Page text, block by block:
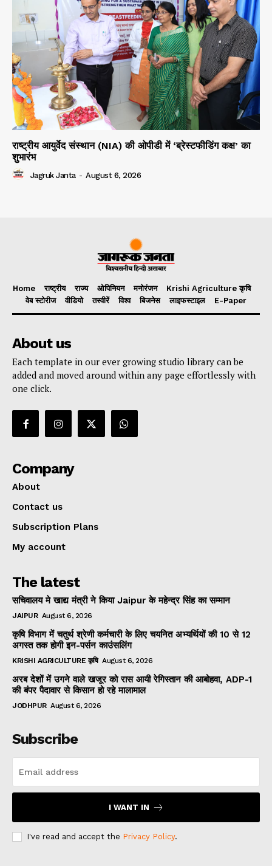
राष्ट्रीय आयुर्वेद संस्थान (NIA) की ओपीडी में ‘ब्रेस्टफीडिंग कक्ष’ का
शुभारंभ
Jagruk Janta - August 6, 2026
Home राष्ट्रीय राज्य ओपिनियन मनोरंजन
Krishi Agriculture कृषि
वेब स्टोरीज
वीडियो तस्वीरें विश्व बिजनेस लाइफस्टाइल E-Paper
About us
Each template in our ever growing studio library can be
added and moved around within any page effortlessly with
one click.
Company
About
Contact us
Subscription Plans
My account
The latest
सचिवालय मे खाद्य मंत्री ने किया Jaipur के महेन्द्र सिंह का सम्मान
JAIPUR August 6, 2026
कृषि विभाग में चतुर्थ श्रेणी कर्मचारी के लिए चयनित अभ्यर्थियों की 10 से 12
अगस्त तक होगी इन-पर्सन काउंसलिंग
KRISHI AGRICULTURE कृषि August 6, 2026
अरब देशों में उगने वाले खजूर को रास आयी रेगिस्तान की आबोहवा, ADP-1
की बंपर पैदावार से किसान हो रहे मालामाल
JODHPUR August 6, 2026
Subscribe
I WANT IN
I've read and accept the Privacy Policy.